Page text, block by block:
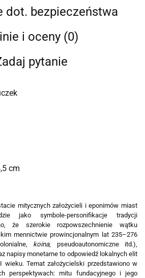
dot. bezpieczeństwa
i oceny (0)
pytanie
cm
mitycznych założycieli i eponimów miast
jako symbole-personifikacje tradycji
że szerokie rozpowszechnienie wątku
mennictwie prowincjonalnym lat 235–276
koina, pseudoautonomiczne itd.),
napisy monetarne to odpowiedź lokalnych elit
Temat założycielski przedstawiono w
perspektywach: mitu fundacyjnego i jego